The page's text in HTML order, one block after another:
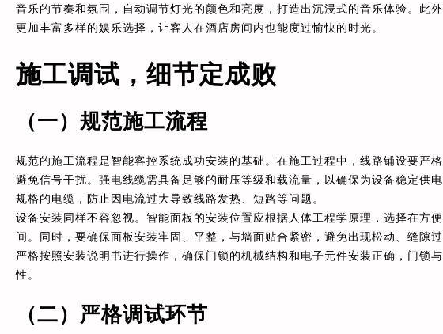
音乐的节奏和氛围，自动调节灯光的颜色和亮度，打造出沉浸式的音乐体验。此
更加丰富多样的娱乐选择，让客人在酒店房间内也能度过愉快的时光。
施工调试，细节定成败
（一）规范施工流程
规范的施工流程是智能客控系统成功安装的基础。在施工过程中，线路铺设要严
避免信号干扰。强电线缆需具备足够的耐压等级和载流量，以确保为设备稳定供
规格的电缆，防止因电流过大导致线路发热、短路等问题。
设备安装同样不容忽视。智能面板的安装位置应根据人体工程学原理，选择在方
间。同时，要确保面板安装牢固、平整，与墙面贴合紧密，避免出现松动、缝隙
严格按照安装说明书进行操作，确保门锁的机械结构和电子元件安装正确，门锁
性。
（二）严格调试环节